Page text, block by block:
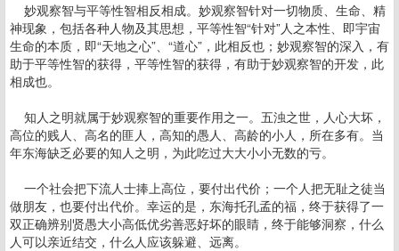
妙观察智与平等性智相反相成。妙观察智针对一切物质、生命、精
神现象，包括各种人物及其思想，平等性智“针对”人之本性、即宇宙
生命的本质，即“天地之心”、“道心”，此相反也；妙观察智的深入，有
助于平等性智的获得，平等性智的获得，有助于妙观察智的开发，此
相成也。
知人之明就属于妙观察智的重要作用之一。五浊之世，人心大坏，
高位的贱人、高名的匪人，高知的愚人、高龄的小人，所在多有。当
年东海缺乏必要的知人之明，为此吃过大大小小无数的亏。
一个社会把下流人士捧上高位，要付出代价；一个人把无耻之徒当
做朋友，也要付出代价。幸运的是，东海托孔孟的福，终于获得了一
双正确辨别贤愚大小高低优劣善恶好坏的眼睛，终于能够洞察，什么
人可以亲近结交，什么人应该躲避、远离。